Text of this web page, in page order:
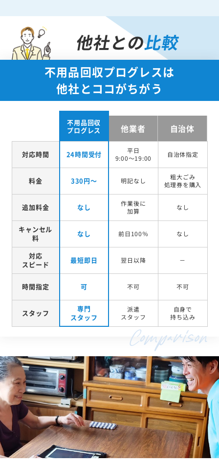
他社との比較
不用品回収プログレスは
他社とココがちがう
不用品回収
プログレス
他業者 自治体
対応時間 24時間受付
平日
9:00～19:00
自治体指定
料金 330円～ 明記なし
粗大ごみ
処理券を購入
追加料金 なし
作業後に
加算
なし
キャンセル
料
なし 前日100％ なし
対応
スピード
最短即日 翌日以降 －
時間指定 可 不可 不可
スタッフ
専門
スタッフ
派遣
スタッフ
自身で
持ち込み